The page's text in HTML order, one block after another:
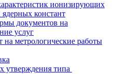
ионизирующих
констант
документов на
услуг
на метрологические работы
утверждения типа